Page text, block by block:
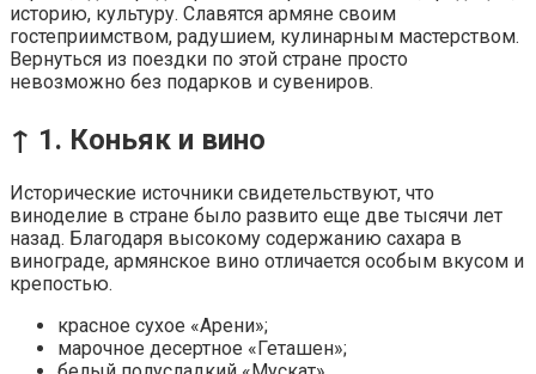
историю, культуру. Славятся армяне своим
гостеприимством, радушием, кулинарным мастерством.
Вернуться из поездки по этой стране просто
невозможно без подарков и сувениров.
↑ 1. Коньяк и вино
Исторические источники свидетельствуют, что
виноделие в стране было развито еще две тысячи лет
назад. Благодаря высокому содержанию сахара в
винограде, армянское вино отличается особым вкусом и
крепостью.
красное сухое «Арени»;
марочное десертное «Геташен»;